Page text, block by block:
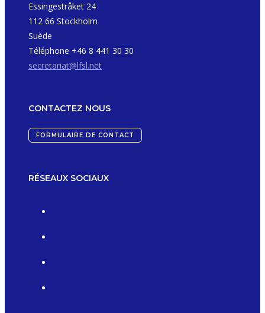
Essingestråket 24
112 66 Stockholm
Suède
Téléphone +46 8 441 30 30
secretariat@lfsl.net
CONTACTEZ NOUS
FORMULAIRE DE CONTACT
RÉSEAUX SOCIAUX